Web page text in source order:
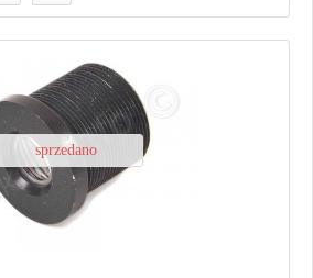
sprzedano